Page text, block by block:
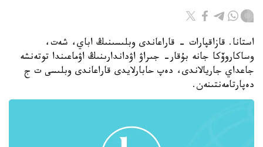
استانا. قازاقپارات - قاراعاندى وبلىسىنىڭ اباي، شەت،
وساكاروۆكا جانە بۇقار- جىراۋ اۋداندارىنىڭ اۋماعىندا توتەنشە
جاعداي جاريالاندى، دەپ حابارلايدى قاراعاندى وبلىسى ت ج
دەپارتامەنتىنەن.